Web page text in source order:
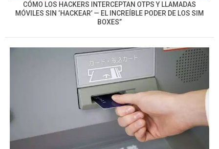
CÓMO LOS HACKERS INTERCEPTAN OTPS Y LLAMADAS
MÓVILES SIN ‘HACKEAR’ — EL INCREÍBLE PODER DE LOS SIM
BOXES”